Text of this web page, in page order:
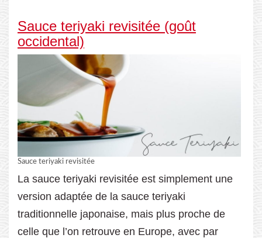
Sauce teriyaki revisitée (goût
occidental)
Sauce teriyaki revisitée
La sauce teriyaki revisitée est simplement une
version adaptée de la sauce teriyaki
traditionnelle japonaise, mais plus proche de
celle que l’on retrouve en Europe, avec par